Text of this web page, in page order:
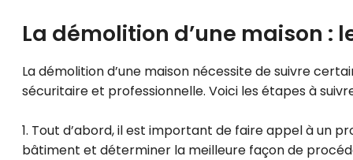
La démolition d’une maison :
La démolition d’une maison nécessite de suivre
sécuritaire et professionnelle. Voici les étapes à
1. Tout d’abord, il est important de faire appel à un
bâtiment et déterminer la meilleure façon de